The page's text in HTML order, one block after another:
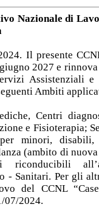
Nazionale di
Il presente
2027 e
Assistenziali e
Ambiti
Centri
e Fisioterapia;
minori, disabili,
(ambito di
riconducibili
- Sanitari. Per gli
del CCNL
07/2024.